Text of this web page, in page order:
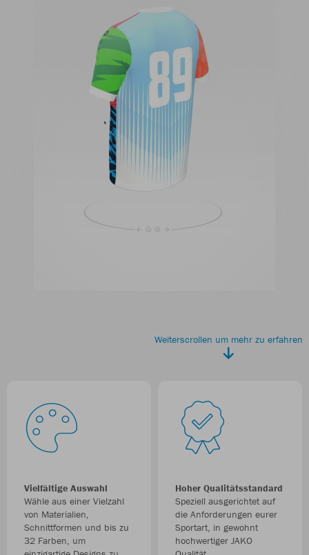
Weiterscrollen um mehr zu erfahren
Vielfältige Auswahl
Wähle aus einer Vielzahl
von Materialien,
Schnittformen und bis zu
32 Farben, um
Hoher Qualitätsstandard
Speziell ausgerichtet auf
die Anforderungen eurer
Sportart, in gewohnt
hochwertiger JAKO